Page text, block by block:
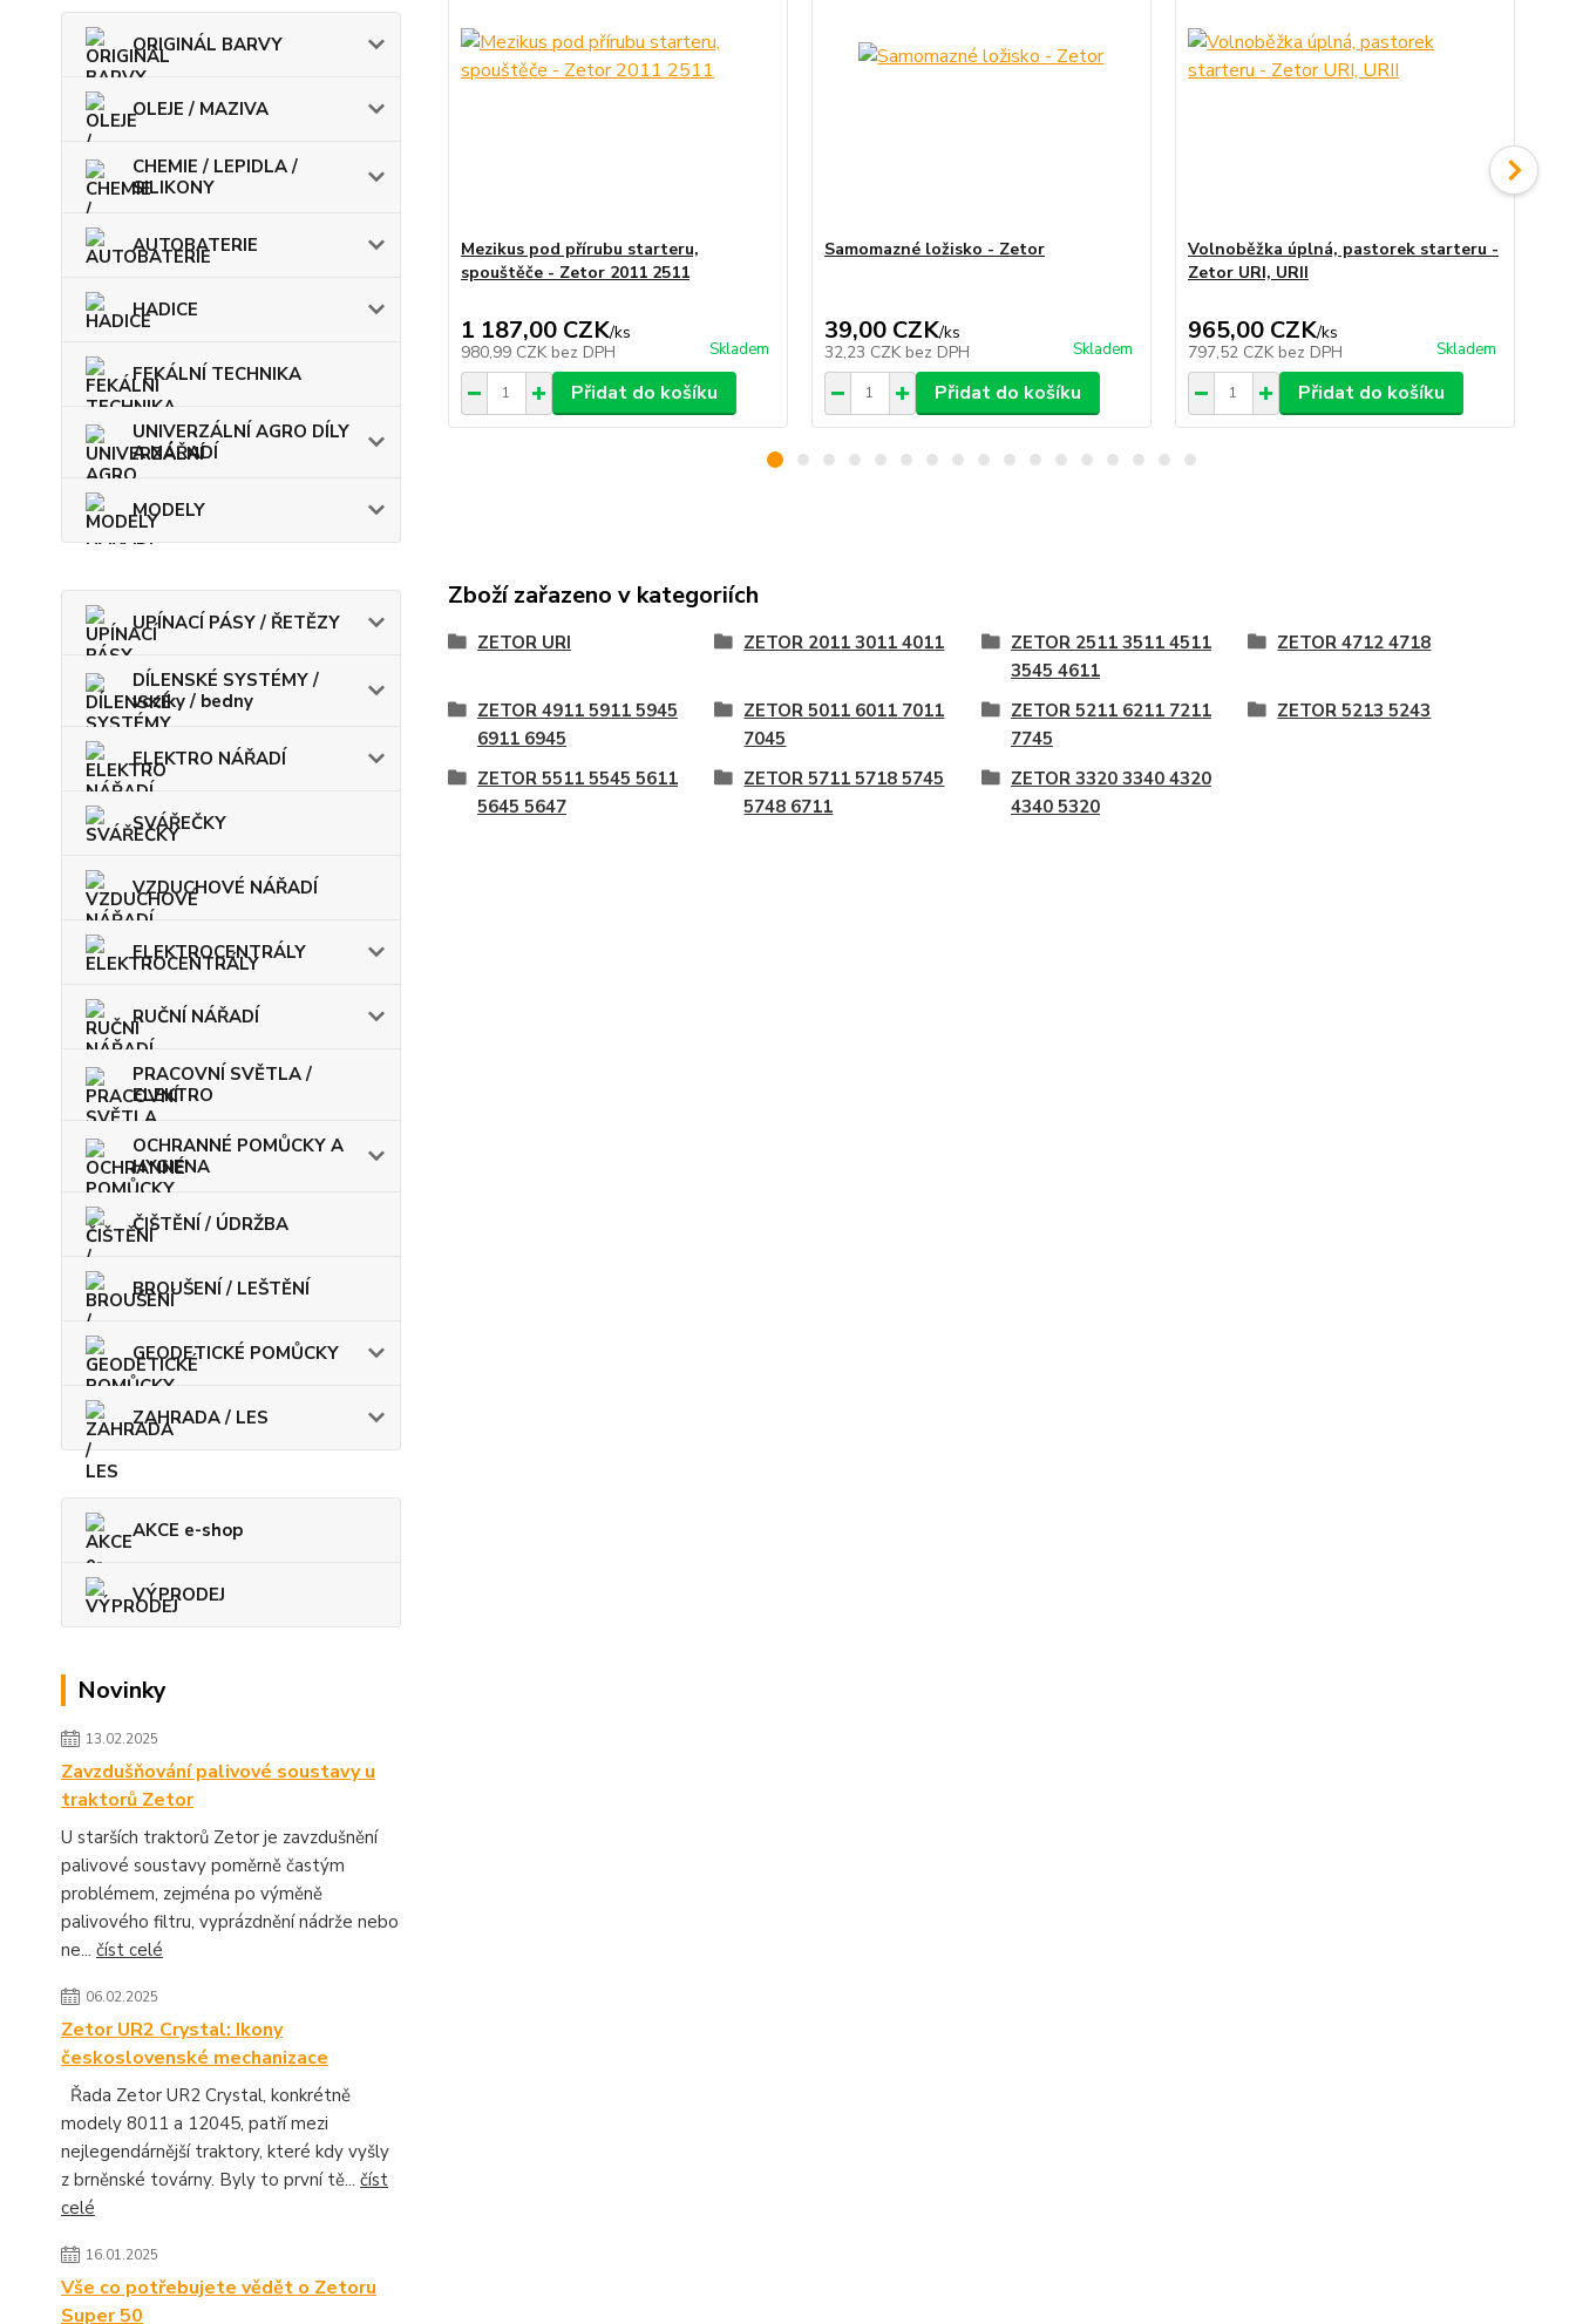
ORIGINÁL BARVY
OLEJE / MAZIVA
CHEMIE / LEPIDLA /
SILIKONY
AUTOBATERIE
HADICE
FEKÁLNÍ TECHNIKA
UNIVERZÁLNÍ AGRO DÍLY
A NÁŘADÍ
MODELY
UPÍNACÍ PÁSY / ŘETĚZY
DÍLENSKÉ SYSTÉMY /
vozíky / bedny
ELEKTRO NÁŘADÍ
SVÁŘEČKY
VZDUCHOVÉ NÁŘADÍ
ELEKTROCENTRÁLY
RUČNÍ NÁŘADÍ
PRACOVNÍ SVĚTLA /
ELEKTRO
OCHRANNÉ POMŮCKY A
HYGIENA
ČIŠTĚNÍ / ÚDRŽBA
BROUŠENÍ / LEŠTĚNÍ
GEODETICKÉ POMŮCKY
ZAHRADA / LES
AKCE e-shop
VÝPRODEJ
Novinky
13.02.2025
Zavzdušňování palivové soustavy u
traktorů Zetor
U starších traktorů Zetor je zavzdušnění
palivové soustavy poměrně častým
problémem, zejména po výměně
palivového filtru, vyprázdnění nádrže nebo
ne... číst celé
06.02.2025
Zetor UR2 Crystal: Ikony
československé mechanizace
Řada Zetor UR2 Crystal, konkrétně
modely 8011 a 12045, patří mezi
nejlegendárnější traktory, které kdy vyšly
z brněnské továrny. Byly to první tě... číst
celé
16.01.2025
Vše co potřebujete vědět o Zetoru
Super 50
Mezikus pod přírubu starteru,
spouštěče - Zetor 2011 2511
1 187,00 CZK/ks
980,99 CZK bez DPH Skladem
Přidat do košíku
Samomazné ložisko - Zetor
39,00 CZK/ks
32,23 CZK bez DPH Skladem
Přidat do košíku
Volnoběžka úplná, pastorek starteru -
Zetor URI, URII
965,00 CZK/ks
797,52 CZK bez DPH Skladem
Přidat do košíku
Zboží zařazeno v kategoriích
ZETOR URI ZETOR 2011 3011 4011
ZETOR 2511 3511 4511
3545 4611
ZETOR 4712 4718
ZETOR 4911 5911 5945
6911 6945
ZETOR 5011 6011 7011
7045
ZETOR 5211 6211 7211
7745
ZETOR 5213 5243
ZETOR 5511 5545 5611
5645 5647
ZETOR 5711 5718 5745
5748 6711
ZETOR 3320 3340 4320
4340 5320